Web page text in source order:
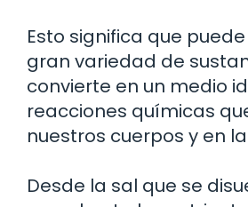
Esto significa que
gran variedad de
convierte en un medio
reacciones químicas
nuestros cuerpos y en
Desde la sal que se